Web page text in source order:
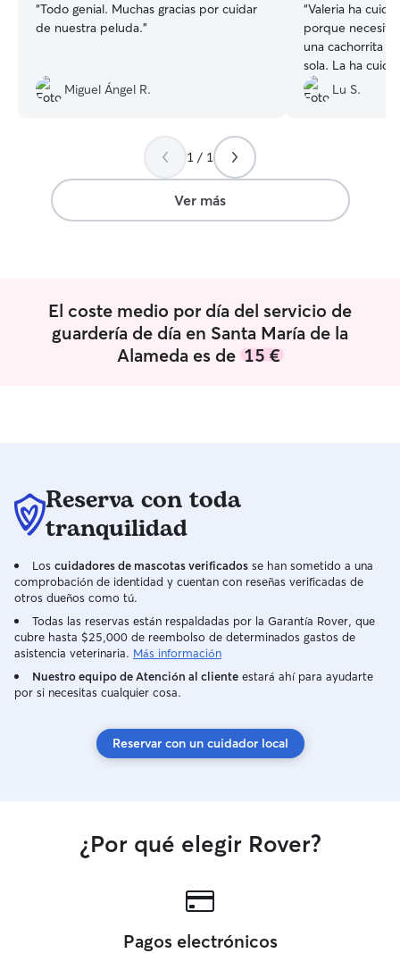
“Todo genial. Muchas gracias por cuidar
de nuestra peluda.”
Miguel Ángel R.
“Valeria ha
porque
una cachorrita
sola. La ha
dueña. La ha
ha sacado a la
repetir.
Lu S.
1 / 1
Ver más
El coste medio por día del servicio de
guardería de día en Santa María de la
Alameda es de 15 €
Reserva con toda
tranquilidad
Los cuidadores de mascotas verificados se han sometido a una
comprobación de identidad y cuentan con reseñas verificadas de
otros dueños como tú.
Todas las reservas están respaldadas por la Garantía Rover, que
cubre hasta $25,000 de reembolso de determinados gastos de
asistencia veterinaria. Más información
Nuestro equipo de Atención al cliente estará ahí para ayudarte
por si necesitas cualquier cosa.
Reservar con un cuidador local
¿Por qué elegir Rover?
Pagos electrónicos